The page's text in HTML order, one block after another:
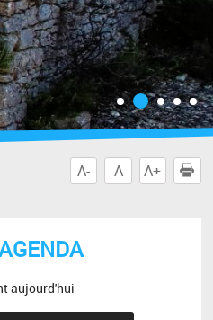
A- A A+
aujourd'hui